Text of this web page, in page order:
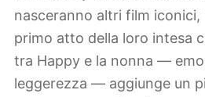
nasceranno altri film iconici,
primo atto della loro intesa
tra Happy e la nonna —
leggerezza — aggiunge un